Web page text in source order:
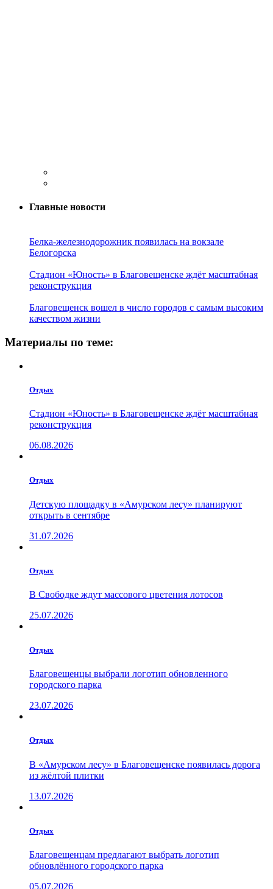
Главные новости
Белка-железнодорожник появилась на вокзале
Белогорска
Стадион «Юность» в Благовещенске ждёт масштабная
реконструкция
Благовещенск вошел в число городов с самым высоким
качеством жизни
Материалы по теме:
Отдых
Стадион «Юность» в Благовещенске ждёт масштабная
реконструкция
06.08.2026
Отдых
Детскую площадку в «Амурском лесу» планируют
открыть в сентябре
31.07.2026
Отдых
В Свободке ждут массового цветения лотосов
25.07.2026
Отдых
Благовещенцы выбрали логотип обновленного
городского парка
23.07.2026
Отдых
В «Амурском лесу» в Благовещенске появилась дорога
из жёлтой плитки
13.07.2026
Отдых
Благовещенцам предлагают выбрать логотип
обновлённого городского парка
05.07.2026